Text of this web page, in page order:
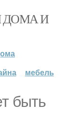
ДОМА И
мебель
быть